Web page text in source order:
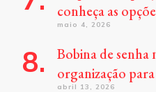
conheça as
maio 4, 2026
Bobina de
organização
abril 13, 2026